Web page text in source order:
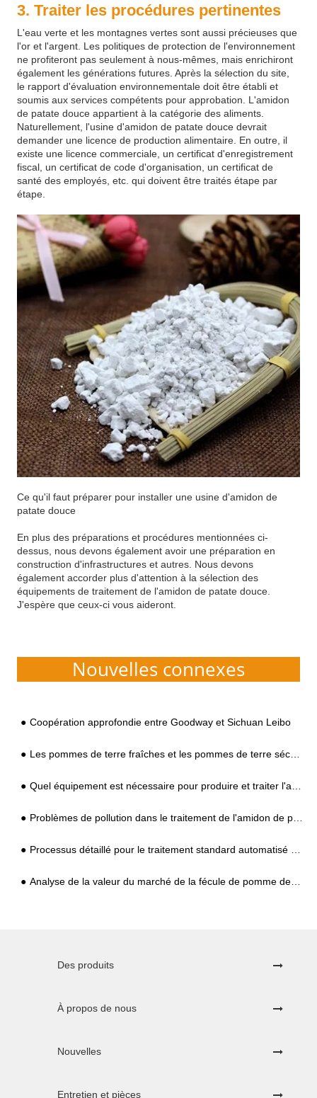
3. Traiter les procédures pertinentes
L'eau verte et les montagnes vertes sont aussi précieuses que
l'or et l'argent. Les politiques de protection de l'environnement
ne profiteront pas seulement à nous-mêmes, mais enrichiront
également les générations futures. Après la sélection du site,
le rapport d'évaluation environnementale doit être établi et
soumis aux services compétents pour approbation. L'amidon
de patate douce appartient à la catégorie des aliments.
Naturellement, l'usine d'amidon de patate douce devrait
demander une licence de production alimentaire. En outre, il
existe une licence commerciale, un certificat d'enregistrement
fiscal, un certificat de code d'organisation, un certificat de
santé des employés, etc. qui doivent être traités étape par
étape.
Ce qu'il faut préparer pour installer une usine d'amidon de
patate douce
En plus des préparations et procédures mentionnées ci-
dessus, nous devons également avoir une préparation en
construction d'infrastructures et autres. Nous devons
également accorder plus d'attention à la sélection des
équipements de traitement de l'amidon de patate douce.
J'espère que ceux-ci vous aideront.
Nouvelles connexes
Coopération approfondie entre Goodway et Sichuan Leibo
Les pommes de terre fraîches et les pommes de terre séchées peuvent être utilisées pour le traitement de l'amidon, quelle est la différence dans l'équipement de traitement ?
Quel équipement est nécessaire pour produire et traiter l'amidon de patate douce ?
Problèmes de pollution dans le traitement de l'amidon de patate douce dans les zones rurales et exigences en matière d'équipement et de technologie
Processus détaillé pour le traitement standard automatisé de l'amidon de tapioca
Analyse de la valeur du marché de la fécule de pomme de terre et prévision des tendances
Des produits
À propos de nous
Nouvelles
Entretien et pièces